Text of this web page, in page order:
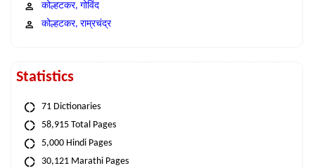
कोल्हटकर, गोविंद
कोल्हटकर, राम्रचंद्र
Statistics
71 Dictionaries
58,915 Total Pages
5,000 Hindi Pages
30,121 Marathi Pages